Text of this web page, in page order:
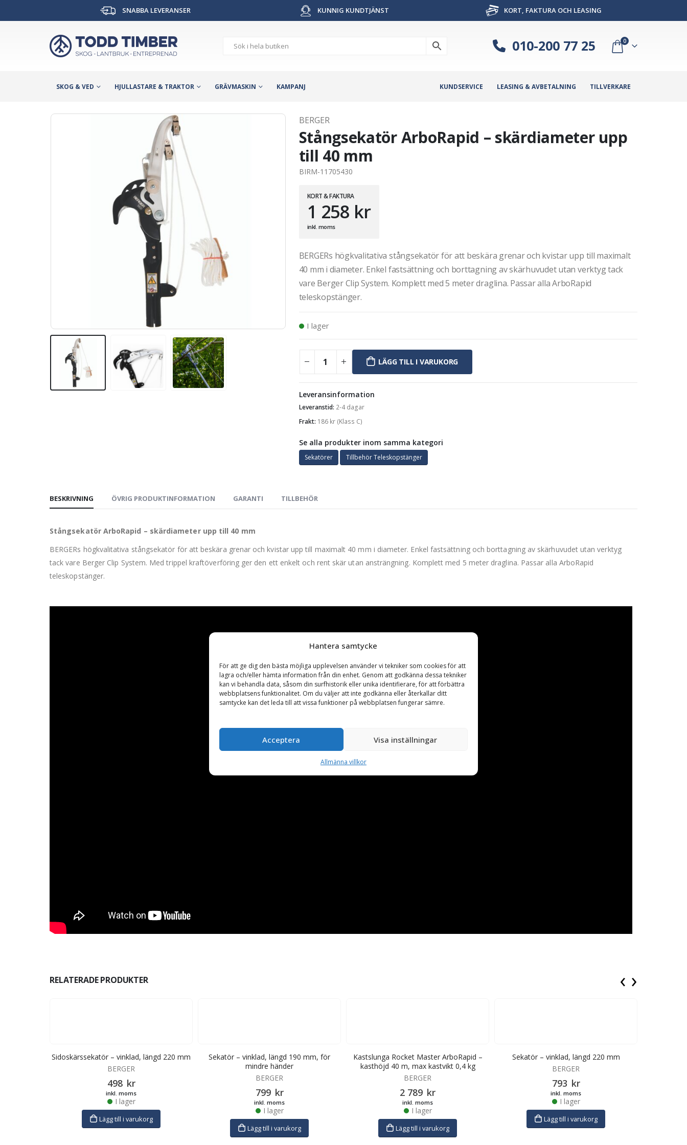
Hantera samtycke
För att ge dig den bästa möjliga upplevelsen använder vi tekniker som cookies för att
lagra och/eller hämta information från din enhet. Genom att godkänna dessa tekniker
kan vi behandla data, såsom din surfhistorik eller unika identifierare, för att förbättra
webbplatsens funktionalitet. Om du väljer att inte godkänna eller återkallar ditt
samtycke kan det leda till att vissa funktioner på webbplatsen fungerar sämre.
Acceptera Visa inställningar
Allmänna villkor
SNABBA LEVERANSER KUNNIG KUNDTJÄNST KORT, FAKTURA OCH LEASING
010-200 77 25 0
SKOG & VED HJULLASTARE & TRAKTOR GRÄVMASKIN KAMPANJ KUNDSERVICE LEASING & AVBETALNING TILLVERKARE
BERGER
Stångsekatör ArboRapid – skärdiameter upp
till 40 mm
BIRM-11705430
KORT & FAKTURA
1 258 kr
inkl. moms
BERGERs högkvalitativa stångsekatör för att beskära grenar och kvistar upp till maximalt
40 mm i diameter. Enkel fastsättning och borttagning av skärhuvudet utan verktyg tack
vare Berger Clip System. Komplett med 5 meter draglina. Passar alla ArboRapid
teleskopstänger.
I lager
LÄGG TILL I VARUKORG
Leveransinformation
Leveranstid: 2-4 dagar
Frakt: 186 kr(Klass C)
Se alla produkter inom samma kategori
Sekatörer Tillbehör Teleskopstänger
BESKRIVNING ÖVRIG PRODUKTINFORMATION GARANTI TILLBEHÖR
Stångsekatör ArboRapid – skärdiameter upp till 40 mm
BERGERs högkvalitativa stångsekatör för att beskära grenar och kvistar upp till maximalt 40 mm i diameter. Enkel fastsättning och borttagning av skärhuvudet utan verktyg
tack vare Berger Clip System. Med trippel kraftöverföring ger den ett enkelt och rent skär utan ansträngning. Komplett med 5 meter draglina. Passar alla ArboRapid
teleskopstänger.
RELATERADE PRODUKTER
Sidoskärssekatör – vinklad, längd 220 mm
BERGER
498 kr
inkl. moms
I lager
Lägg till i varukorg
Sekatör – vinklad, längd 190 mm, för
mindre händer
BERGER
799 kr
inkl. moms
I lager
Lägg till i varukorg
Kastslunga Rocket Master ArboRapid –
kasthöjd 40 m, max kastvikt 0,4 kg
BERGER
2 789 kr
inkl. moms
I lager
Lägg till i varukorg
Sekatör – vinklad, längd 220 mm
BERGER
793 kr
inkl. moms
I lager
Lägg till i varukorg
‹ ›